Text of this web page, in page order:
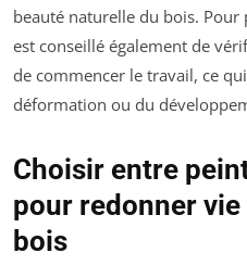
beauté naturelle du bois.
est conseillé également de
de commencer le travail, ce
déformation ou du
Choisir entre
pour redonner
bois